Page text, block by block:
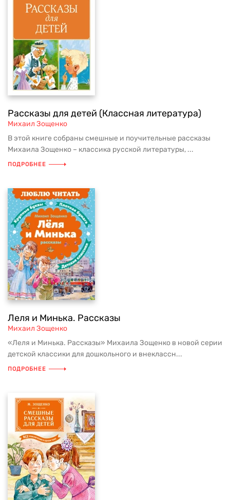
Рассказы для детей (Классная литература)
Михаил Зощенко
В этой книге собраны смешные и поучительные рассказы
Михаила Зощенко – классика русской литературы, ...
ПОДРОБНЕЕ
Леля и Минька. Рассказы
Михаил Зощенко
«Леля и Минька. Рассказы» Михаила Зощенко в новой серии
детской классики для дошкольного и внеклассн...
ПОДРОБНЕЕ